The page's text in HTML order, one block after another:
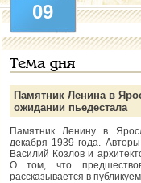
09
Тема дня
Памятник Ленина в
ожидании пьедестала
Памятник Ленину в
декабря 1939 года.
Василий Козлов и
О том, что
рассказывается в